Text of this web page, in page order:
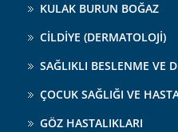
KULAK BURUN BOĞAZ
CİLDİYE (DERMATOLOJİ)
SAĞLIKLI BESLENME VE
ÇOCUK SAĞLIĞI VE
GÖZ HASTALIKLARI